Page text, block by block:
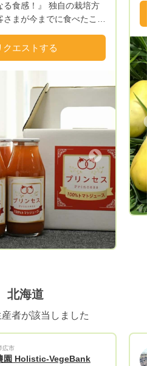
る食感！』 独自の栽培方
まが今までに食べたこと
満足を頂けます。 ま
🍅を使用した特製トマトカ
セスジュース🥤の販売も始
一度御賞味下さい。 ま
沖縄まで全国発送を承って
なご家族やご友人へギフト
ます。 お気軽にお
きまして
ご確認ください。 な
にて全国各地へお届け致し
クエストする
す。 お気軽にコ
北海道
者が該当しました
広市
園 Holistic-VegeBank